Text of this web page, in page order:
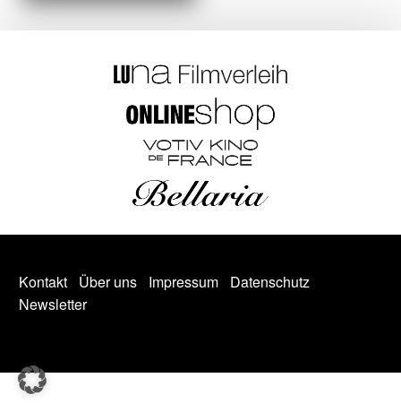
Kontakt Über uns Impressum
Datenschutz
Newsletter